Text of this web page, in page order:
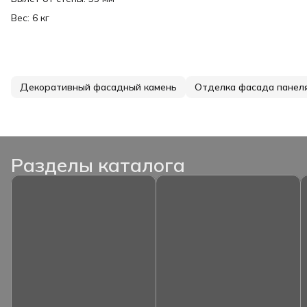
Вес: 6 кг
Декоративный фасадный камень Отделка фасада
Разделы каталога